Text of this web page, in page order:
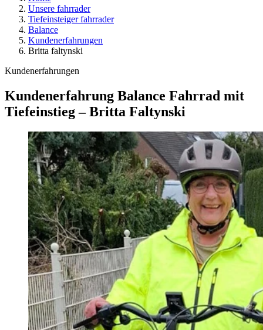
Unsere fahrrader
Tiefeinsteiger fahrrader
Balance
Kundenerfahrungen
Britta faltynski
Kundenerfahrungen
Kundenerfahrung Balance Fahrrad mit
Tiefeinstieg – Britta Faltynski